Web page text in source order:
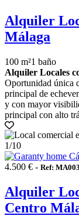
Alquiler
Málaga
100 m²1 baño
Alquiler Locales
Oportunidad única
principal de
y con mayor
principal con alto
1/10
4.500 € - Ref:
Alquiler
Centro